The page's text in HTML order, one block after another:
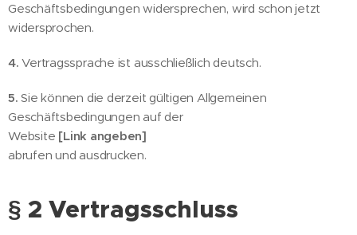
Geschäftsbedingungen widersprechen, wird schon jetzt
widersprochen.
4. Vertragssprache ist ausschließlich deutsch.
5. Sie können die derzeit gültigen Allgemeinen
Geschäftsbedingungen auf der
Website [Link angeben]
abrufen und ausdrucken.
§ 2 Vertragsschluss